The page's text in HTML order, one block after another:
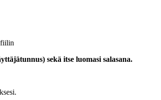
sekä itse luomasi salasana.